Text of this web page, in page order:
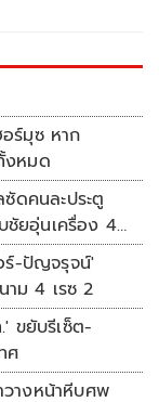
ร์มุซ หาก
งหมด
ดคนละประตู
ชัยอุ่นเครื่อง 4
ร์-ปัญจรุจน์'
ม 4 เรซ 2
ขยับรีเซ็ต-
ศ
วางหน้าหีบศพ